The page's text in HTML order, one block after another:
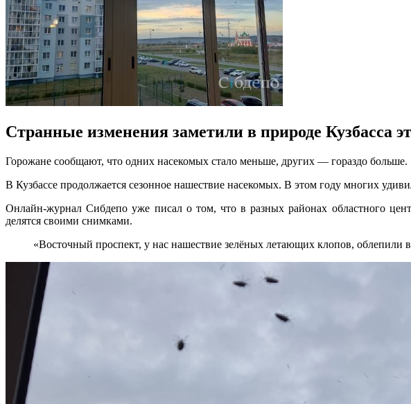
Странные изменения заметили в природе Кузбасса
Горожане сообщают, что одних насекомых стало меньше, других — гораздо больше.
В Кузбассе продолжается сезонное нашествие насекомых. В этом году многих
Онлайн-журнал Сибдепо уже писал о том, что в разных районах областного
делятся своими снимками.
«Восточный проспект, у нас нашествие зелёных летающих клопов,